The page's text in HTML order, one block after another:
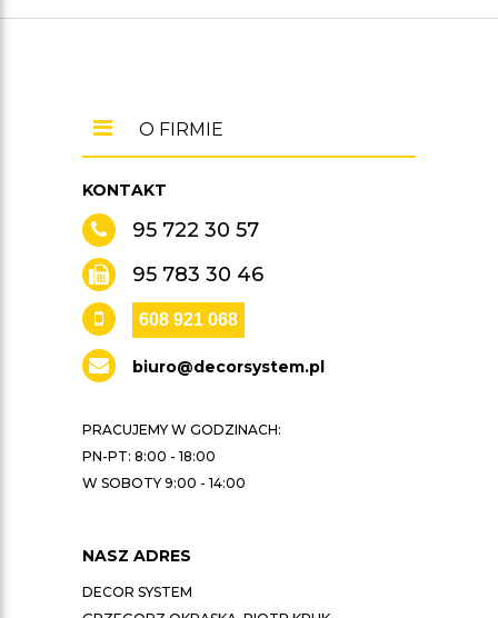
KONTAKT
95 722 30 57
95 783 30 46
608 921 068
biuro@decorsystem.pl
PRACUJEMY W GODZINACH:
PN-PT: 8:00 - 18:00
W SOBOTY 9:00 - 14:00
NASZ ADRES
DECOR SYSTEM
O FIRMIE